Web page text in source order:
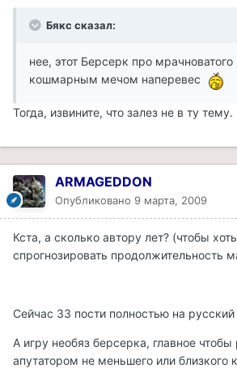
Бякс сказал:
нее, этот Берсерк про мрачноватого
кошмарным мечом наперевес
Тогда, извините, что залез не в ту тему.
ARMAGEDDON
Опубликовано 9 марта, 2009
Кста, а сколько автору лет? (чтобы
спрогнозировать продолжительность
Сейчас 33 пости полностью на
А игру необяз берсерка, главное чтобы
апутатором не меньшего или близкого